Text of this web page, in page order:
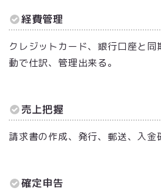
経費管理
クレジットカード、銀行口座と同
動で仕訳、管理出来る。
売上把握
請求書の作成、発行、郵送、入金
確定申告